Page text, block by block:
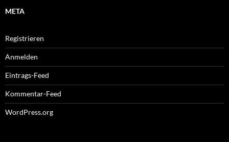
META
Registrieren
Anmelden
Eintrags-Feed
Kommentar-Feed
WordPress.org